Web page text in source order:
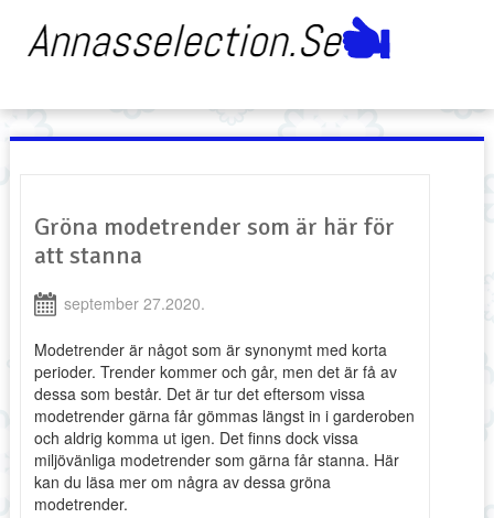
Gröna modetrender som är här för
att stanna
september 27.2020.
Modetrender är något som är synonymt med korta
perioder. Trender kommer och går, men det är få av
dessa som består. Det är tur det eftersom vissa
modetrender gärna får gömmas längst in i garderoben
och aldrig komma ut igen. Det finns dock vissa
miljövänliga modetrender som gärna får stanna. Här
kan du läsa mer om några av dessa gröna
modetrender.